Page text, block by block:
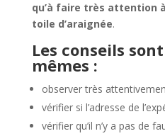
qu’à faire très attention
toile d’araignée.
Les conseils
mêmes :
observer très
vérifier si l’adresse de
vérifier qu’il n’y a pas de